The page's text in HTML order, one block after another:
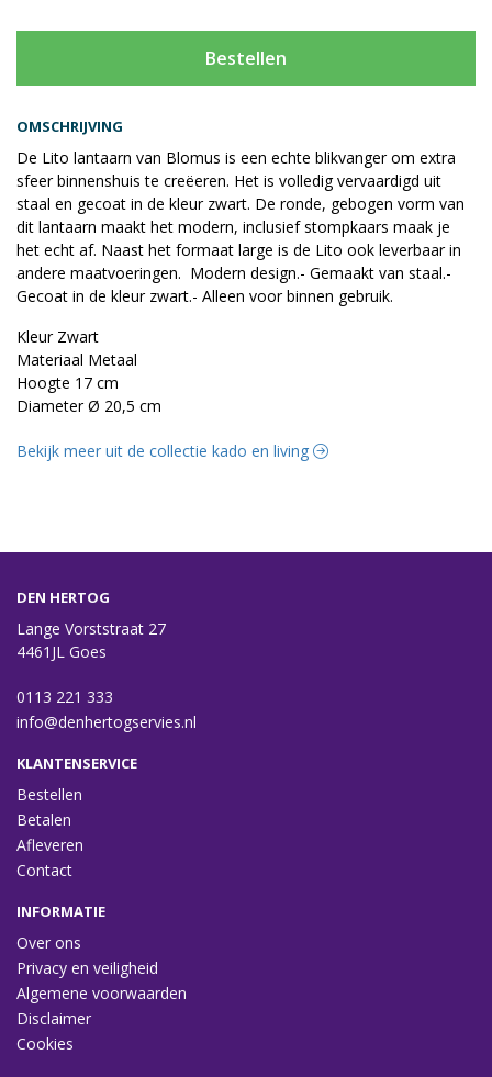
OMSCHRIJVING
De Lito lantaarn van Blomus is een echte blikvanger om extra
sfeer binnenshuis te creëeren. Het is volledig vervaardigd uit
staal en gecoat in de kleur zwart. De ronde, gebogen vorm van
dit lantaarn maakt het modern, inclusief stompkaars maak je
het echt af. Naast het formaat large is de Lito ook leverbaar in
andere maatvoeringen. Modern design.- Gemaakt van staal.-
Gecoat in de kleur zwart.- Alleen voor binnen gebruik.
Kleur Zwart
Materiaal Metaal
Hoogte 17 cm
Diameter Ø 20,5 cm
Bestellen
Bekijk meer uit de collectie kado en living
DEN HERTOG
Lange Vorststraat 27
4461JL Goes
0113 221 333
info@denhertogservies.nl
KLANTENSERVICE
Bestellen
Betalen
Afleveren
Contact
INFORMATIE
Over ons
Privacy en veiligheid
Algemene voorwaarden
Disclaimer
Cookies